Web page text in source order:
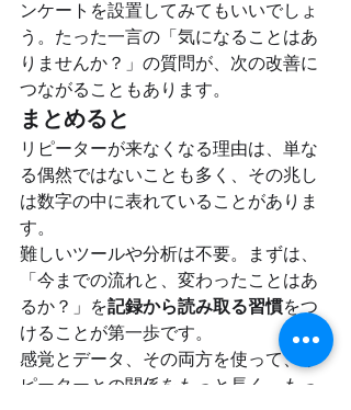
ンケートを設置してみてもいいでしょ
う。たった一言の「気になることはあ
りませんか？」の質問が、次の改善に
つながることもあります。
まとめると
リピーターが来なくなる理由は、単な
る偶然ではないことも多く、その兆し
は数字の中に表れていることがありま
す。
難しいツールや分析は不要。まずは、
「今までの流れと、変わったことはあ
るか？」を記録から読み取る習慣をつ
けることが第一歩です。
感覚とデータ、その両方を使って、リ
ピーターとの関係をもっと長く、もっ